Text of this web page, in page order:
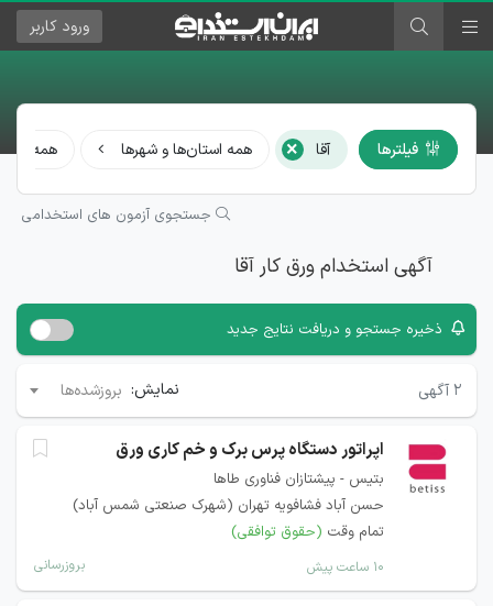
ورود کاربر
فیلترها آقا × همه استان‌ها و شهرها همه
جستجوی آزمون های استخدامی
آگهی استخدام ورق کار آقا
ذخیره جستجو و دریافت نتایج جدید
۲ آگهی نمایش: بروزشده‌ها
اپراتور دستگاه پرس برک و خم کاری ورق
بتیس - پیشتازان فناوری طاها
حسن آباد فشافویه تهران (شهرک صنعتی شمس آباد)
تمام وقت (حقوق توافقی)
۱۰ ساعت پیش بروزرسانی